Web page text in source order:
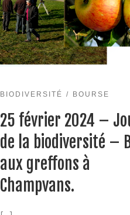
BIODIVERSITÉ BOURSE
25 février 2024 –
de la biodiversité –
aux greffons à
Champvans.